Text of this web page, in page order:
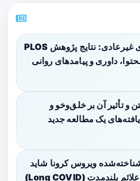
درک تجربه‌های غیرعادی: نتایج پژوهش PLOS
تأثیر آن بر خلق‌وخو و
یک مطالعه جدید
ویروس کرونا شاید
سرنخی برای علائم بلندمدت (Long COVID)